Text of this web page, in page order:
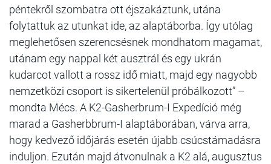
péntekről szombatra ott éjszakáztunk, utána
folytattuk az utunkat ide, az alaptáborba. Így utólag
meglehetősen szerencsésnek mondhatom magamat,
utánam egy nappal két ausztrál és egy ukrán
kudarcot vallott a rossz idő miatt, majd egy nagyobb
nemzetközi csoport is sikertelenül próbálkozott” –
mondta Mécs. A K2-Gasherbrum-I Expedíció még
marad a Gasherbbrum-I alaptáborában, várva arra,
hogy kedvező időjárás esetén újabb csúcstámadásra
induljon. Ezután majd átvonulnak a K2 alá, augusztus